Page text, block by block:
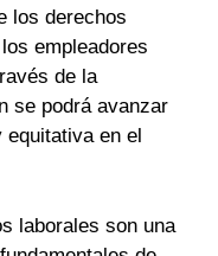
los derechos
empleadores
de la
se podrá avanzar
equitativa en el
laborales son una